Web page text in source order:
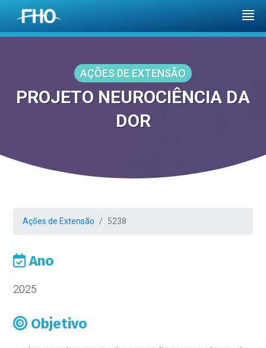
AÇÕES DE EXTENSÃO
PROJETO NEUROCIÊNCIA DA
DOR
Ações de Extensão 5238
Ano
2025
Objetivo